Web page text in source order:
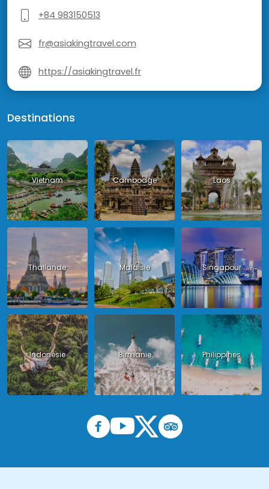
+84 983150513
fr@asiakingtravel.com
https://asiakingtravel.fr
Destinations
Vietnam Cambodge Laos
Thailande Malaisie Singapour
Indonésie Birmanie Philippines